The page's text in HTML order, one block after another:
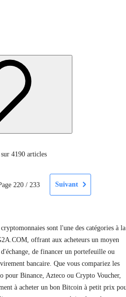
sur 4190 articles
220 / 233 Suivant
sont l'une des catégories à la
offrant aux acheteurs un moyen
de financer un portefeuille ou
bancaire. Que vous compariez les
pour Binance, Azteco ou Crypto Voucher,
à acheter un bon Bitcoin à petit prix